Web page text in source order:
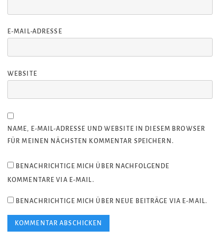
E-MAIL-ADRESSE
WEBSITE
NAME, E-MAIL-ADRESSE UND WEBSITE IN DIESEM BROWSER
FÜR MEINEN NÄCHSTEN KOMMENTAR SPEICHERN.
BENACHRICHTIGE MICH ÜBER NACHFOLGENDE
KOMMENTARE VIA E-MAIL.
BENACHRICHTIGE MICH ÜBER NEUE BEITRÄGE VIA E-MAIL.